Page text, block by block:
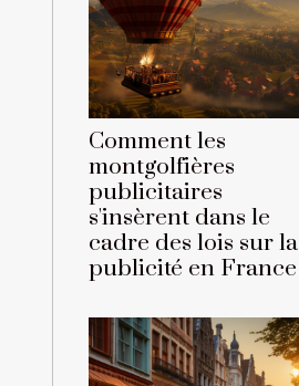
Comment les
montgolfières
publicitaires
s'insèrent dans le
cadre des lois sur la
publicité en France